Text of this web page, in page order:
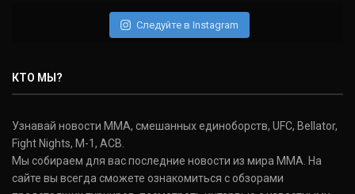
Следуйте в Instagram
КТО МЫ?
Узнавай новости ММА, смешанных единоборств, UFC, Bellator,
Fight Nights, M-1, ACB.
Мы собираем для вас последние новости из мира ММА. На
сайте вы всегда сможете ознакомиться с обзорами